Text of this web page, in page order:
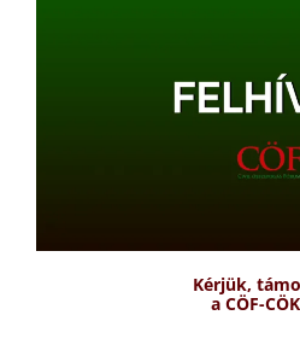
Kérjük,
a CÖF-